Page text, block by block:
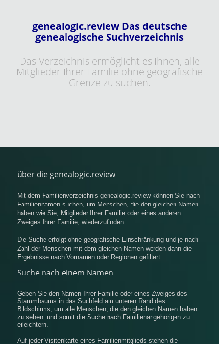
genealogic.review Das deutsche
genealogische Suchverzeichnis
Das Verzeichnis ermöglicht es Ihnen, alle
Mitglieder Ihrer Familie ohne geografische
Grenze zu suchen.
über die genealogic.review
Mit dem Familienverzeichnis genealogic.review können Sie nach
Familiennamen suchen, um Menschen, die den gleichen Namen
haben wie Sie, Mitglieder Ihrer Familie oder eines anderen
Zweiges Ihrer Familie, wiederzufinden.
Die Suche erfolgt ohne geografische Einschränkung und je nach
Zahl der Menschen mit dem gleichen Namen werden dann die
Ergebnisse nach Vornamen oder Regionen gefiltert.
Suche nach einem Namen
Geben Sie den Namen Ihrer Familie oder eines Zweiges des
Stammbaums in das Suchfeld am unteren Rand des
Bildschirms, um alle Menschen, die den gleichen Namen haben
zu sehen, und somit die Suche nach Familienangehörigen zu
erleichtern.
Auf jeder Visitenkarte eines Familienmitglieds stehen die